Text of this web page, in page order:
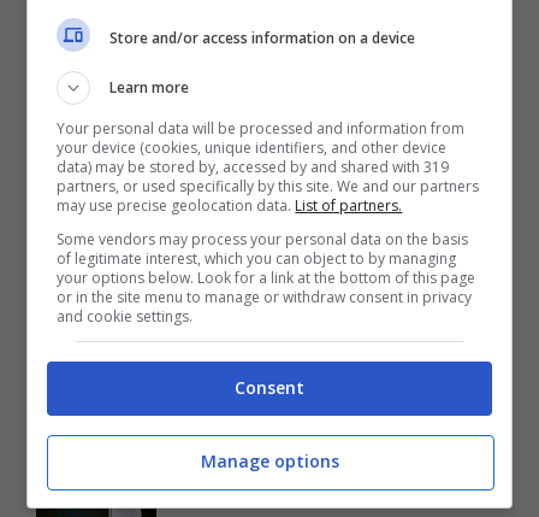
Articoli recenti
Pensioni, come calcolare i
prossimi aumenti
Rottamazione fiscale,
attenzione al modulo da
Passaporti, come devi
sapere quest’anno prima di
partire per le vacanze
Pensioni d’invalidità, a
Store and/or access information on a device
Learn more
Your personal data will be processed and information from
your device (cookies, unique identifiers, and other device
data) may be stored by, accessed by and shared with 319
partners, or used specifically by this site. We and our partners
may use precise geolocation data. List of partners.
Some vendors may process your personal data on the basis
of legitimate interest, which you can object to by managing
your options below. Look for a link at the bottom of this page
or in the site menu to manage or withdraw consent in privacy
and cookie settings.
Consent
Manage options